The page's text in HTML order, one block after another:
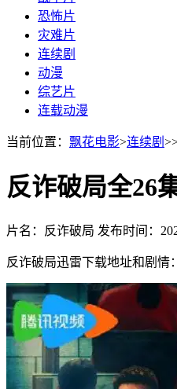
恐怖片
灾难片
连续剧
动漫
综艺片
连载动漫
当前位置： 飘花电影>连续剧
反诈破局全26
片名：反诈破局 发布时间：
反诈破局迅雷下载地址和剧情：